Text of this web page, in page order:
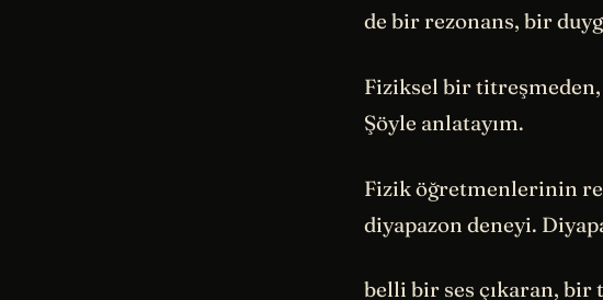
de bir rezonans, bir
Fiziksel bir
Şöyle anlatayım.
Fizik öğretmenlerinin
diyapazon deneyi.
belli bir ses çıkaran,